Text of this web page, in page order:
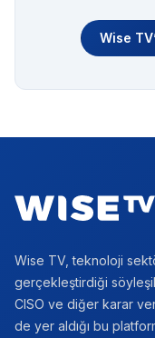
Wise
Wise TV, teknoloji
gerçekleştirdiği
CISO ve diğer karar
de yer aldığı bu